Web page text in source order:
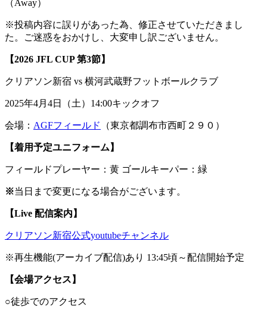
※投稿内容に誤りがあった為、修正させていただきまし
た。ご迷惑をおかけし、大変申し訳ございません。
【2026 JFL CUP 第3節】
クリアソン新宿 vs 横河武蔵野フットボールクラブ
2025年4月4日（土）14:00キックオフ
会場： AGFフィールド （東京都調布市西町２９０ ）
【着用予定ユニフォーム】
フィールドプレーヤー：黄 ゴールキーパー：緑
※当日まで変更になる場合がございます。
【Live 配信案内】
クリアソン新宿公式youtubeチャンネル
※再生機能(アーカイブ配信)あり 13:45頃～配信開始予定
【会場アクセス】
○徒歩でのアクセス